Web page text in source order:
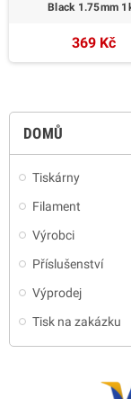
DOMŮ
Tiskárny
Filament
Výrobci
Příslušenství
Výprodej
Tisk na zakázku
Black 1.75mm
369 Kč